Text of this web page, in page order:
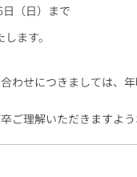
（日）まで
ます。
わせにつきましては、
ご理解いただきますよう